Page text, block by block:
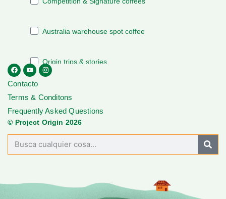
Contacto
Terms & Conditons
Frequently Asked Questions
© Project Origin 2026